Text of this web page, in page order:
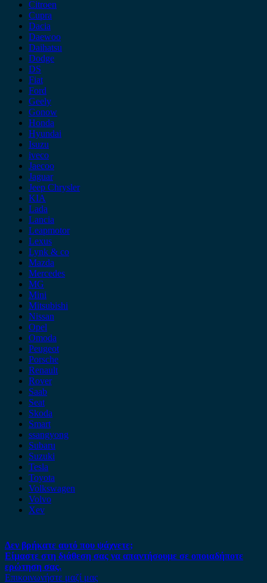
Citroen
Cupra
Dacia
Daewoo
Daihatsu
Dodge
DS
Fiat
Ford
Geely
Gonow
Honda
Hyundai
Isuzu
iveco
Jaecoo
Jaguar
Jeep Chrysler
KIA
Lada
Lancia
Leapmotor
Lexus
Lynk & co
Mazda
Mercedes
MG
Mini
Mitsubishi
Nissan
Opel
Omoda
Peugeot
Porsche
Renault
Rover
Saab
Seat
Skoda
Smart
ssangyong
Subaru
Suzuki
Tesla
Toyota
Volkswagen
Volvo
Xev
Δεν βρήκατε αυτό που ψάχνετε;
Είμαστε στη διάθεση σας να απαντήσουμε σε οποιαδήποτε
ερώτηση σας.
Επικοινωνήστε μαζί μας